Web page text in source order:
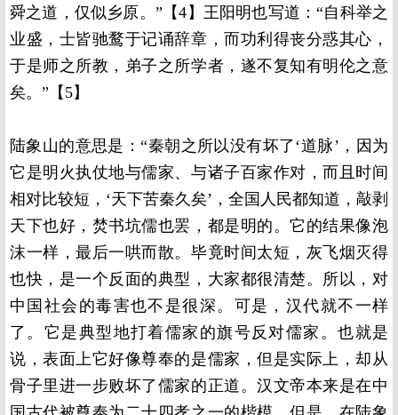
舜之道，仅似乡原。”【4】王阳明也写道：“自科举之
业盛，士皆驰鹜于记诵辞章，而功利得丧分惑其心，
于是师之所教，弟子之所学者，遂不复知有明伦之意
矣。”【5】
陆象山的意思是：“秦朝之所以没有坏了‘道脉’，因为
它是明火执仗地与儒家、与诸子百家作对，而且时间
相对比较短，‘天下苦秦久矣’，全国人民都知道，敲剥
天下也好，焚书坑儒也罢，都是明的。它的结果像泡
沫一样，最后一哄而散。毕竟时间太短，灰飞烟灭得
也快，是一个反面的典型，大家都很清楚。所以，对
中国社会的毒害也不是很深。可是，汉代就不一样
了。它是典型地打着儒家的旗号反对儒家。也就是
说，表面上它好像尊奉的是儒家，但是实际上，却从
骨子里进一步败坏了儒家的正道。汉文帝本来是在中